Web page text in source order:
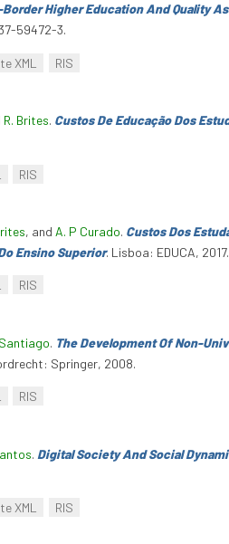
Border Higher Education And Quality
59472-3.
XML RIS
R. Brites. Custos De Educação Dos
RIS
, and A. P Curado. Custos Dos
Ensino Superior. Lisboa: EDUCA, 2017.
RIS
. The Development Of Non-
Springer, 2008.
RIS
. Digital Society And Social
XML RIS